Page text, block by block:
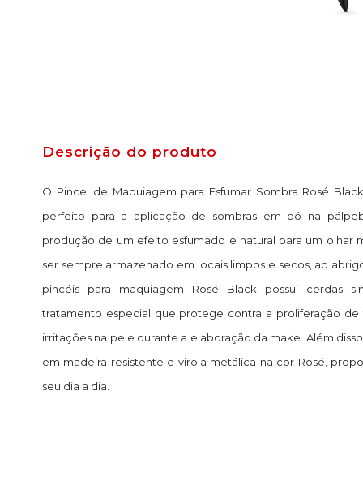
Descrição do produto
O Pincel de Maquiagem para Esfumar Sombra Rosé
perfeito para a aplicação de sombras em pó na
produção de um efeito esfumado e natural para um olhar
ser sempre armazenado em locais limpos e secos, ao
pincéis para maquiagem Rosé Black possui cerdas
tratamento especial que protege contra a proliferação de
irritações na pele durante a elaboração da make. Além
em madeira resistente e virola metálica na cor Rosé,
seu dia a dia.